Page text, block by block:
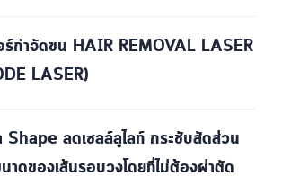
ร์กำจัดขน HAIR REMOVAL LASER
LASER)
Shape ลดเซลล์ลูไลท์ กระชับสัดส่วน
าดของเส้นรอบวงโดยที่ไม่ต้องผ่าตัด